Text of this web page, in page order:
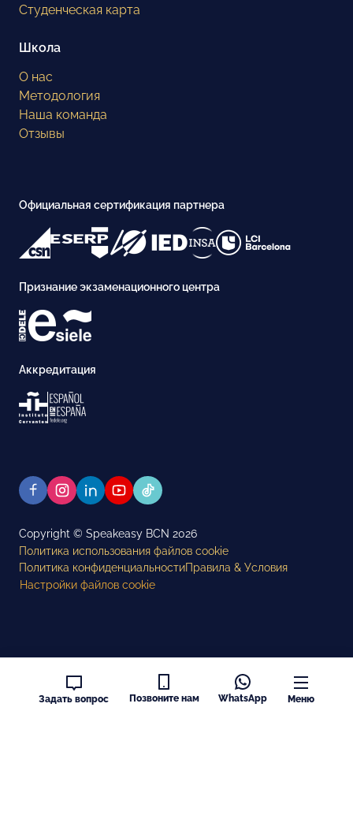
Задать вопрос Позвоните нам WhatsApp Меню
Студенческая карта
Школа
О нас
Методология
Наша команда
Отзывы
Официальная сертификация партнера
Признание экзаменационного центра
Аккредитация
Copyright © Speakeasy BCN 2026
Политика использования файлов cookie
Политика конфиденциальностиПравила & Условия
Настройки файлов cookie